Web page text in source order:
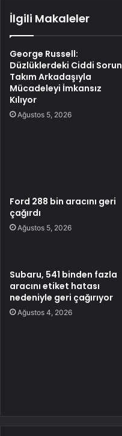
İlgili Makaleler
George Russell:
Düzlüklerdeki Ciddi Sorun
Takım Arkadaşıyla
Mücadeleyi İmkansız
Kılıyor
Ağustos 5, 2026
Ford 288 bin aracını geri
çağırdı
Ağustos 5, 2026
Subaru, 541 binden fazla
aracını etiket hatası
nedeniyle geri çağırıyor
Ağustos 4, 2026